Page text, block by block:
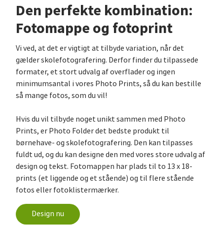
Den perfekte kombination:
Fotomappe og fotoprint
Vi ved, at det er vigtigt at tilbyde variation, når det
gælder skolefotografering. Derfor finder du tilpassede
formater, et stort udvalg af overflader og ingen
minimumsantal i vores Photo Prints, så du kan bestille
så mange fotos, som du vil!
Hvis du vil tilbyde noget unikt sammen med Photo
Prints, er Photo Folder det bedste produkt til
børnehave- og skolefotografering. Den kan tilpasses
fuldt ud, og du kan designe den med vores store udvalg af
design og tekst. Fotomappen har plads til to 13 x 18-
prints (et liggende og et stående) og til flere stående
fotos eller fotoklistermærker.
Design nu